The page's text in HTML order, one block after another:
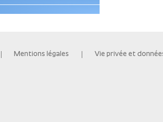
Mentions légales Vie privée et